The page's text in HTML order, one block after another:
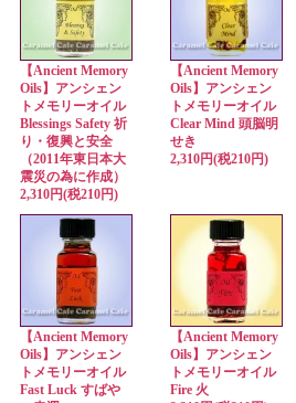
【Ancient Memory
Oils】アンシェン
トメモリーオイル
Blessings Safety 祈
り・復興と安全
（2011年東日本大
震災の為に作成）
2,310円(税210円)
【Ancient Memory
Oils】アンシェン
トメモリーオイル
Clear Mind 頭脳明
せき
2,310円(税210円)
【Ancient Memory
Oils】アンシェン
トメモリーオイル
Fast Luck すばや
【Ancient Memory
Oils】アンシェン
トメモリーオイル
Fire 火